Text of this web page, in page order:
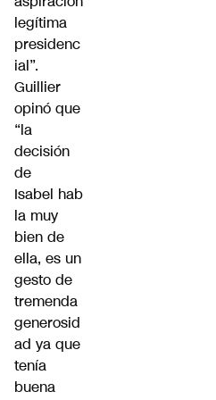
legítima
presidenc
ial”.
Guillier
opinó que
“la
decisión
de
Isabel hab
la muy
bien de
ella, es un
gesto de
tremenda
generosid
ad ya que
tenía
buena